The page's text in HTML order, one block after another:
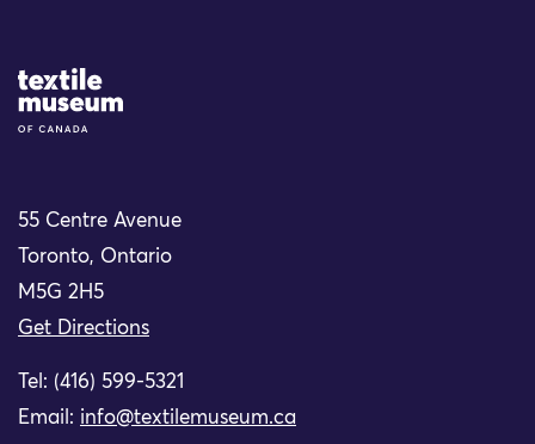
Site Logo
55 Centre Avenue
Toronto, Ontario
M5G 2H5
Get Directions
Tel: (416) 599-5321
Email: info@textilemuseum.ca